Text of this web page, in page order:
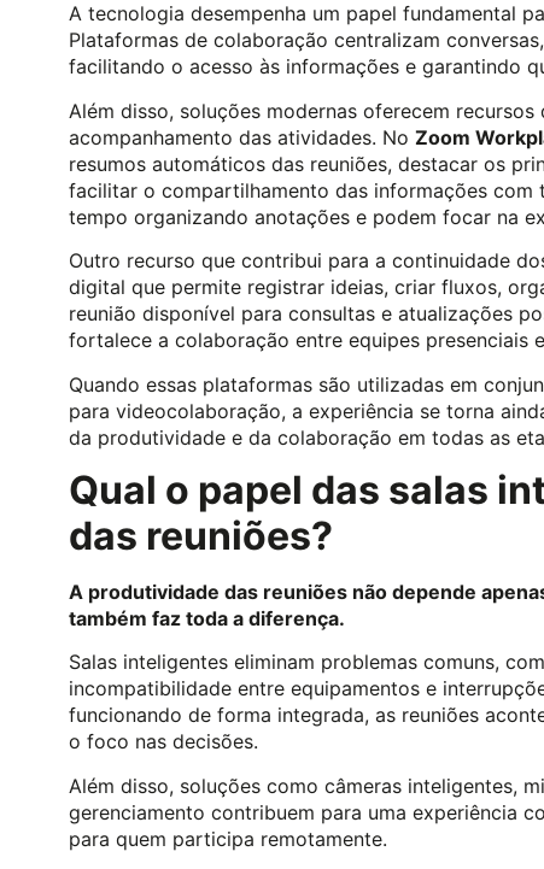
A tecnologia desempenha um papel fundamental
Plataformas de colaboração centralizam
facilitando o acesso às informações e garantindo
Além disso, soluções modernas oferecem
acompanhamento das atividades. No Zoom
resumos automáticos das reuniões, destacar os
facilitar o compartilhamento das informações com
tempo organizando anotações e podem focar na
Outro recurso que contribui para a continuidade
digital que permite registrar ideias, criar fluxos,
reunião disponível para consultas e atualizações
fortalece a colaboração entre equipes presenciais
Quando essas plataformas são utilizadas em
para videocolaboração, a experiência se torna
da produtividade e da colaboração em todas as
Qual o papel das salas
das reuniões?
A produtividade das reuniões não depende
também faz toda a diferença.
Salas inteligentes eliminam problemas comuns,
incompatibilidade entre equipamentos e
funcionando de forma integrada, as reuniões
o foco nas decisões.
Além disso, soluções como câmeras inteligentes,
gerenciamento contribuem para uma experiência
para quem participa remotamente.